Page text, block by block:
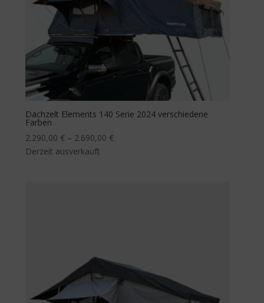
Dachzelt Elements 140 Serie 2024 verschiedene
Farben
2.290,00 € – 2.690,00 €
Derzeit ausverkauft